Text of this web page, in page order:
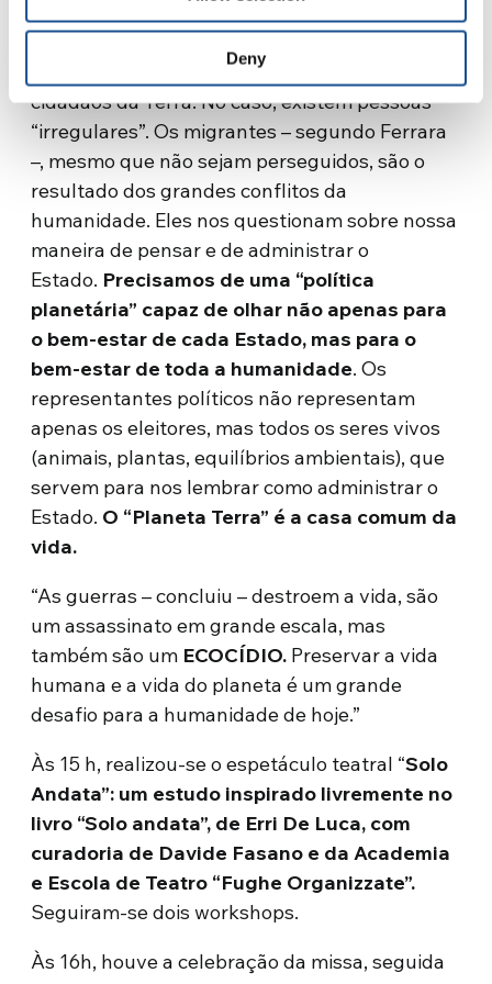
Deny
imigrantes ilegais, somos todos legitimamente
cidadãos da Terra. No caso, existem pessoas
“irregulares”. Os migrantes – segundo Ferrara
–, mesmo que não sejam perseguidos, são o
resultado dos grandes conflitos da
humanidade. Eles nos questionam sobre nossa
maneira de pensar e de administrar o
Estado. Precisamos de uma “política
planetária” capaz de olhar não apenas para
o bem-estar de cada Estado, mas para o
bem-estar de toda a humanidade. Os
representantes políticos não representam
apenas os eleitores, mas todos os seres vivos
(animais, plantas, equilíbrios ambientais), que
servem para nos lembrar como administrar o
Estado. O “Planeta Terra” é a casa comum da
vida.
“As guerras – concluiu – destroem a vida, são
um assassinato em grande escala, mas
também são um ECOCÍDIO. Preservar a vida
humana e a vida do planeta é um grande
desafio para a humanidade de hoje.”
Às 15 h, realizou-se o espetáculo teatral “Solo
Andata”: um estudo inspirado livremente no
livro “Solo andata”, de Erri De Luca, com
curadoria de Davide Fasano e da Academia
e Escola de Teatro “Fughe Organizzate”.
Seguiram-se dois workshops.
Às 16h, houve a celebração da missa, seguida